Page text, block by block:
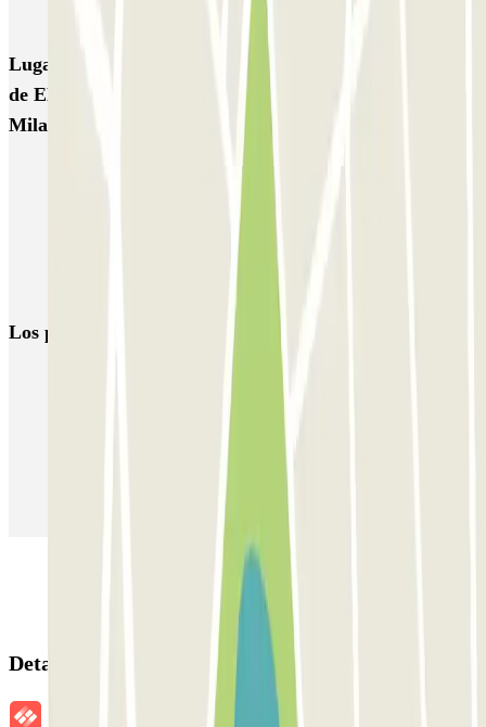
Autosilo San Marco
Lugares y eventos interesantes cerca
de EMYCARPARKING - Shuttle - Aeroporto di
Milano Malpensa (Scoperto)
Parking Malpensa low cost | Parking aeropuerto Milán-Malpensa
Parkings cerca de la Terminal 2 del Aeropuerto de Milán-Malpensa
Los parkings más reservados
Parking en Barcelona
Parking en Aeropuerto Barcelona
Parking en Aeropuerto Madrid Barajas
Parking en Sants - Estación de Barcelona
Detalles de la reserva